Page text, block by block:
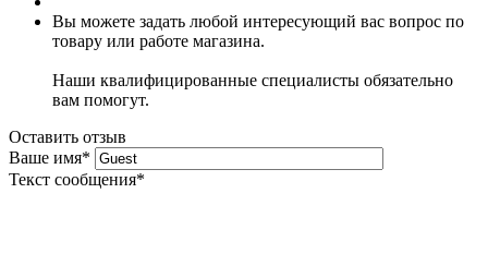
Вы можете задать любой интересующий вас вопрос по
товару или работе магазина.
Наши квалифицированные специалисты обязательно
вам помогут.
Оставить отзыв
Ваше имя*
Текст сообщения*